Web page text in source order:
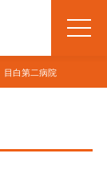
白第二病院